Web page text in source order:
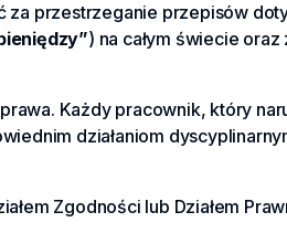
przestrzeganie przepisów
) na całym świecie
Każdy pracownik, który
działaniom
Zgodności lub Działem